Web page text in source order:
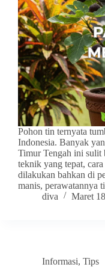
Pohon tin ternyata
Indonesia. Banyak
Timur Tengah ini sulit
teknik yang tepat,
dilakukan bahkan di
manis, perawatannya
diva
Maret
Informasi, Tips